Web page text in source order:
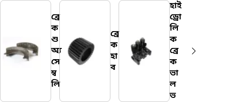
ব্রে
ক
শু
অ্যা
সে
ম্ব
লি
ব্রে
ক
হা
ব
হাই
ড্রো
লি
ক
ব্রে
ক
ভা
ল
ভ